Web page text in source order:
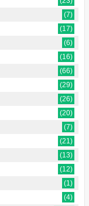
(7)
(17)
(6)
(16)
(66)
(29)
(26)
(20)
(7)
(21)
(13)
(12)
(1)
(4)